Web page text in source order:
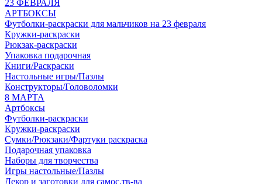
23 ФЕВРАЛЯ
АРТБОКСЫ
Футболки-раскраски для мальчиков на 23 февраля
Кружки-раскраски
Рюкзак-раскраски
Упаковка подарочная
Книги/Раскраски
Настольные игры/Пазлы
Конструкторы/Головоломки
8 МАРТА
Артбоксы
Футболки-раскраски
Кружки-раскраски
Сумки/Рюкзаки/Фартуки раскраска
Подарочная упаковка
Наборы для творчества
Игры настольные/Пазлы
Декор и заготовки для самос.тв-ва